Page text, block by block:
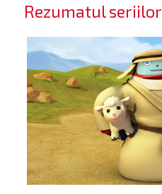
Rezumatul seriilor